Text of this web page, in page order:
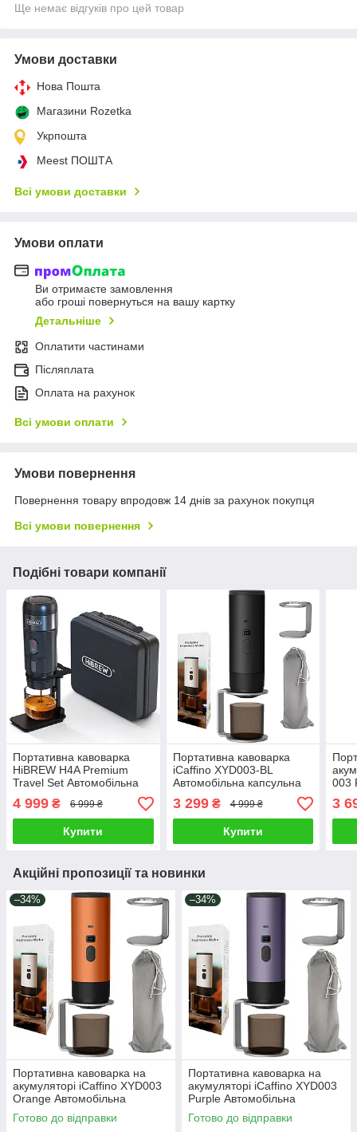
Ще немає відгуків про цей товар
Умови доставки
Нова Пошта
Магазини Rozetka
Укрпошта
Meest ПОШТА
Всі умови доставки
Умови оплати
Ви отримаєте замовлення
або гроші повернуться на вашу картку
Детальніше
Оплатити частинами
Післяплата
Оплата на рахунок
Всі умови оплати
Умови повернення
Повернення товару впродовж 14 днів за рахунок покупця
Всі умови повернення
Подібні товари компанії
Портативна кавоварка
HiBREW H4A Premium
Travel Set Автомобільна
кавомашина для капсул
Nespresso і меленої кави
4 999 ₴ 6 999 ₴
Купити
Портативна кавоварка
iCaffino XYD003-BL
Автомобільна капсульна
еспресо кавомашина для
капсул Nespresso і кави
Xiaomi Чорний
3 299₴ 4 999 ₴
Купити
003
3
Акційні пропозиції та новинки
–34%
Портативна кавоварка на
акумуляторі iCaffino XYD003
Orange Автомобільна
еспресо-кавомашина для
капсул і меленої кави Xiaomi
Готово до відправки
–34%
Портативна кавоварка на
акумуляторі iCaffino XYD003
Purple Автомобільна
еспресо-кавомашина для
капсул і меленої кави Xiaomi
Готово до відправки